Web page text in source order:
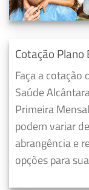
Cotação
Faça a cotação
Saúde
Primeira
podem variar
abrangência e
opções para